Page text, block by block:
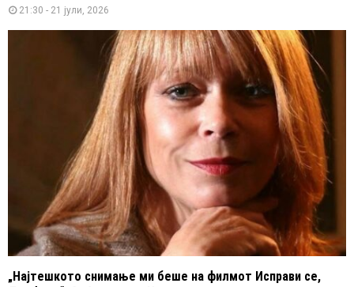
21:30 - 21 јули, 2026
„Најтешкото снимање ми беше на филмот Исправи се,